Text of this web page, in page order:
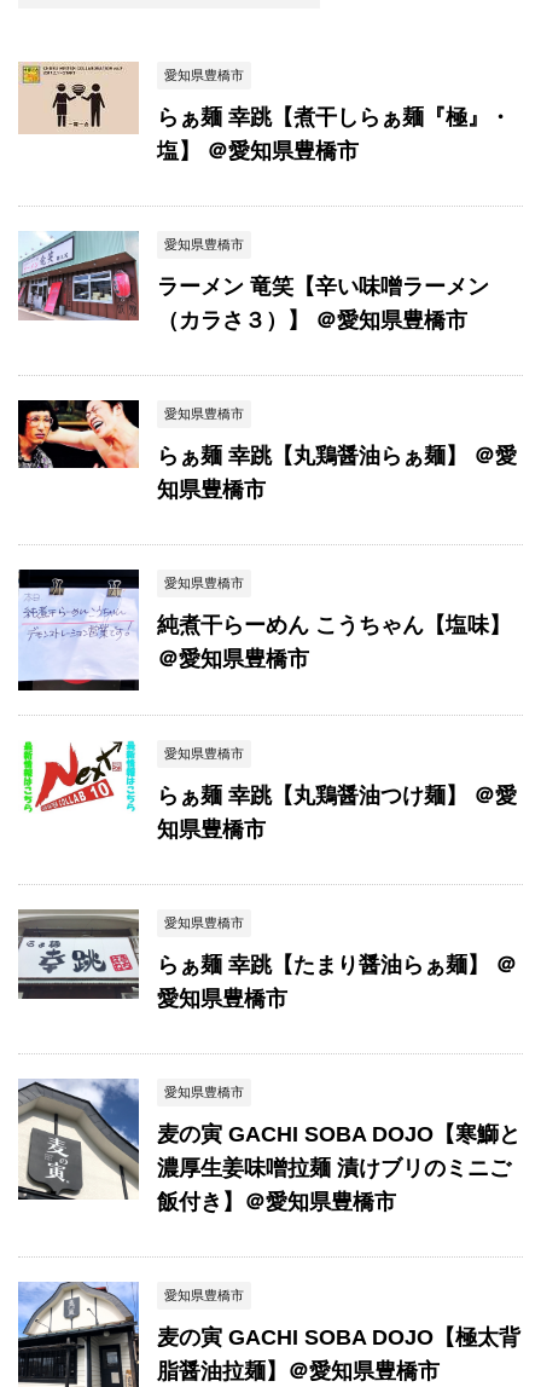
愛知県豊橋市
らぁ麺 幸跳【煮干しらぁ麺『極』・
塩】 ＠愛知県豊橋市
愛知県豊橋市
ラーメン 竜笑【辛い味噌ラーメン
（カラさ３）】 ＠愛知県豊橋市
愛知県豊橋市
らぁ麺 幸跳【丸鶏醤油らぁ麺】 ＠愛
知県豊橋市
愛知県豊橋市
純煮干らーめん こうちゃん【塩味】
＠愛知県豊橋市
愛知県豊橋市
らぁ麺 幸跳【丸鶏醤油つけ麺】 ＠愛
知県豊橋市
愛知県豊橋市
らぁ麺 幸跳【たまり醤油らぁ麺】 ＠
愛知県豊橋市
愛知県豊橋市
麦の寅 GACHI SOBA DOJO【寒鰤と
濃厚生姜味噌拉麺 漬けブリのミニご
飯付き】＠愛知県豊橋市
愛知県豊橋市
麦の寅 GACHI SOBA DOJO【極太背
脂醤油拉麺】＠愛知県豊橋市